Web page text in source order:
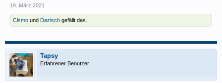
19. März 2021
Cismo und Dazisch gefällt das.
Tapsy
Erfahrener Benutzer